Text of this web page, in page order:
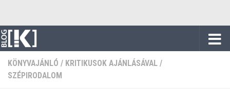
KÖNYVAJÁNLÓ / KRITIKUSOK AJÁNLÁSÁVAL /
SZÉPIRODALOM